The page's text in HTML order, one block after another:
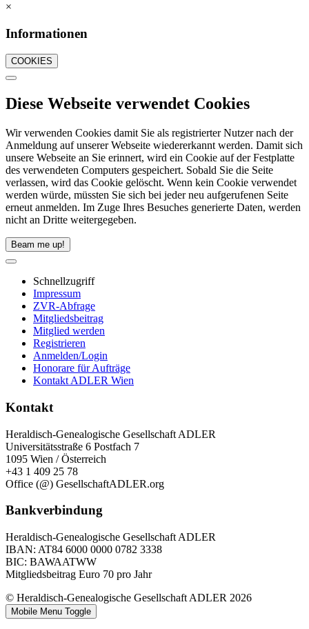
×
Informationen
COOKIES
Diese Webseite verwendet Cookies
Wir verwenden Cookies damit Sie als registrierter Nutzer nach der
Anmeldung auf unserer Webseite wiedererkannt werden. Damit sich
unsere Webseite an Sie erinnert, wird ein Cookie auf der Festplatte
des verwendeten Computers gespeichert. Sobald Sie die Seite
verlassen, wird das Cookie gelöscht. Wenn kein Cookie verwendet
werden würde, müssten Sie sich bei jeder neu aufgerufenen Seite
erneut anmelden. Im Zuge Ihres Besuches generierte Daten, werden
nicht an Dritte weitergegeben.
Beam me up!
Schnellzugriff
Impressum
ZVR-Abfrage
Mitgliedsbeitrag
Mitglied werden
Registrieren
Anmelden/Login
Honorare für Aufträge
Kontakt ADLER Wien
Kontakt
Heraldisch-Genealogische Gesellschaft ADLER
Universitätsstraße 6 Postfach 7
1095 Wien / Österreich
+43 1 409 25 78
Office (@) GesellschaftADLER.org
Bankverbindung
Heraldisch-Genealogische Gesellschaft ADLER
IBAN: AT84 6000 0000 0782 3338
BIC: BAWAATWW
Mitgliedsbeitrag Euro 70 pro Jahr
© Heraldisch-Genealogische Gesellschaft ADLER 2026
Mobile Menu Toggle